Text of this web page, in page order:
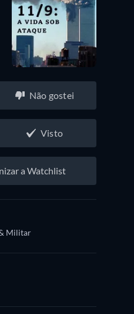
Não gostei
Visto
a Watchlist
Militar